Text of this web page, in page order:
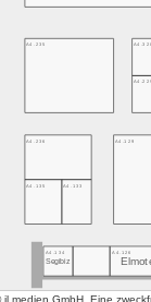
A4.134
Segibiz
A4.126
A4.135 A4.133
A4.129
A4.236
A4.229
A4.235 A4.328
jl.medien GmbH. Eine